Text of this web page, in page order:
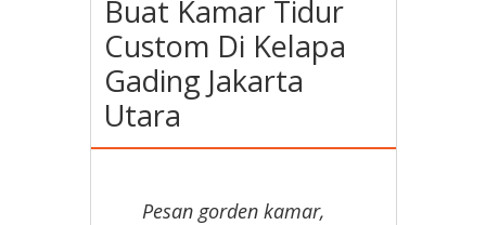
Buat Kamar Tidur
Custom Di Kelapa
Gading Jakarta
Utara
Pesan gorden kamar,